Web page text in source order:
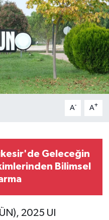
A- A+
Geleceğin
Bilimsel
2025 UI